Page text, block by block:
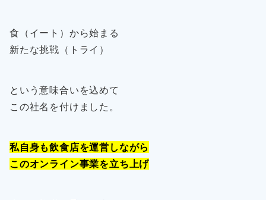
食（イート）から始まる
新たな挑戦（トライ）
という意味合いを込めて
この社名を付けました。
私自身も飲食店を運営しながら
このオンライン事業を立ち上げ